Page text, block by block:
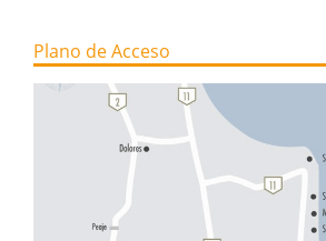
Plano de Acceso